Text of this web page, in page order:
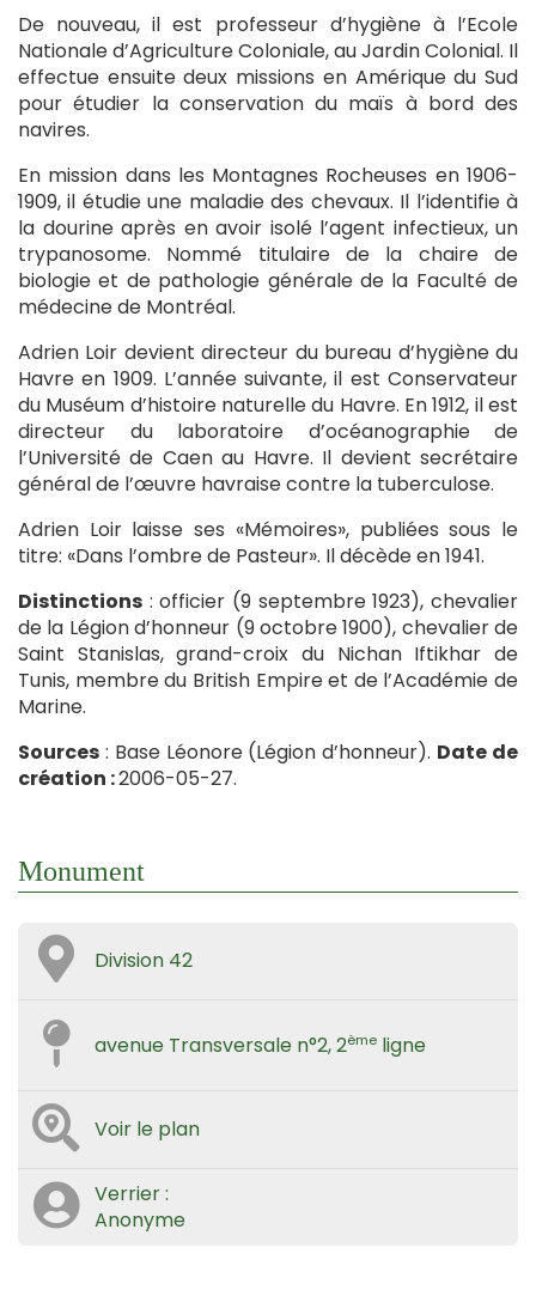
De nouveau, il est professeur d’hygiène à l’Ecole
Nationale d’Agriculture Coloniale, au Jardin Colonial. Il
effectue ensuite deux missions en Amérique du Sud
pour étudier la conservation du maïs à bord des
navires.
En mission dans les Montagnes Rocheuses en 1906-
1909, il étudie une maladie des chevaux. Il l’identifie à
la dourine après en avoir isolé l’agent infectieux, un
trypanosome. Nommé titulaire de la chaire de
biologie et de pathologie générale de la Faculté de
médecine de Montréal.
Adrien Loir devient directeur du bureau d’hygiène du
Havre en 1909. L’année suivante, il est Conservateur
du Muséum d’histoire naturelle du Havre. En 1912, il est
directeur du laboratoire d’océanographie de
l’Université de Caen au Havre. Il devient secrétaire
général de l’œuvre havraise contre la tuberculose.
Adrien Loir laisse ses «Mémoires», publiées sous le
titre: «Dans l’ombre de Pasteur». Il décède en 1941.
Distinctions : officier (9 septembre 1923), chevalier
de la Légion d’honneur (9 octobre 1900), chevalier de
Saint Stanislas, grand-croix du Nichan Iftikhar de
Tunis, membre du British Empire et de l’Académie de
Marine.
Sources : Base Léonore (Légion d’honneur). Date de
création :2006-05-27.
Monument
Division 42
avenue Transversale n°2, 2ème ligne
Voir le plan
Verrier :
Anonyme